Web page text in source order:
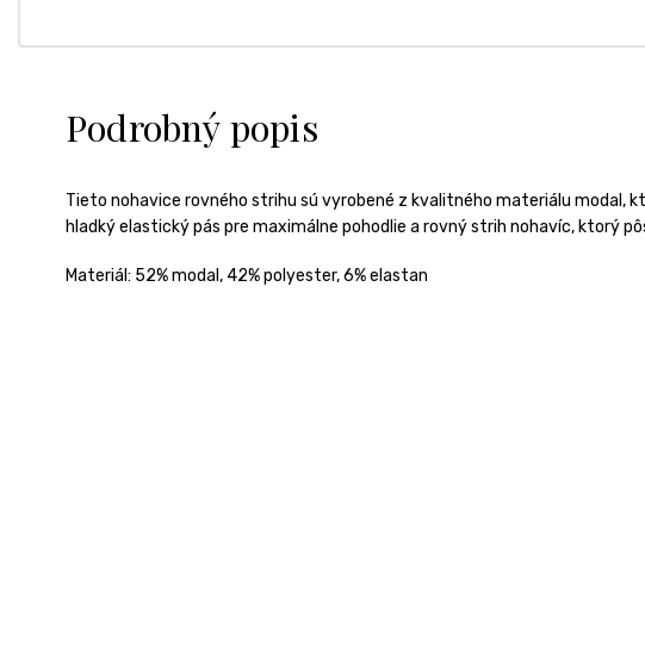
Podrobný popis
Tieto nohavice rovného strihu sú vyrobené z kvalitného materiálu modal,
hladký elastický pás pre maximálne pohodlie a rovný strih nohavíc, ktorý
Materiál: 52% modal, 42% polyester, 6% elastan